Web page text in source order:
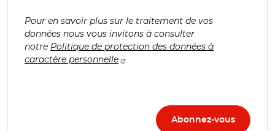
Pour en savoir plus sur le traitement de vos
données nous vous invitons à consulter
notre Politique de protection des données à
caractère personnelle